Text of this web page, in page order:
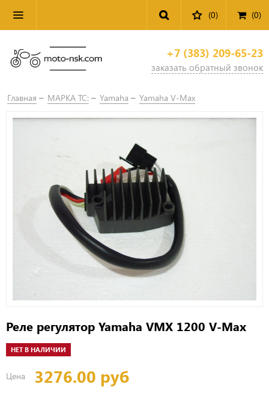
(0) (0)
+7 (383) 209-65-23
заказать обратный звонок
Главная МАРКА ТС: Yamaha Yamaha V-Max
Реле регулятор Yamaha VMX 1200 V-Max
НЕТ В НАЛИЧИИ
Цена 3276.00 руб